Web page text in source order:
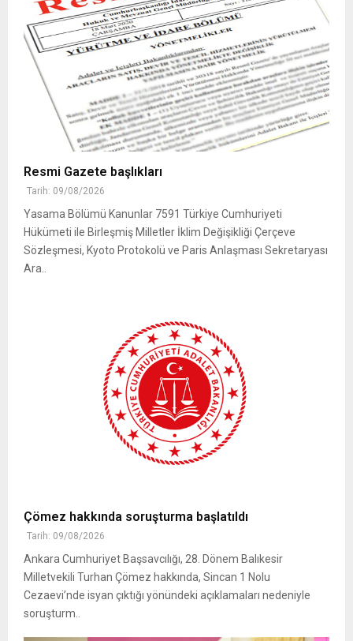
Resmi Gazete başlıkları
Tarih: 09/08/2026
Yasama Bölümü Kanunlar 7591 Türkiye Cumhuriyeti
Hükümeti ile Birleşmiş Milletler İklim Değişikliği Çerçeve
Sözleşmesi, Kyoto Protokolü ve Paris Anlaşması Sekretaryası
Ara..
Çömez hakkında soruşturma başlatıldı
Tarih: 09/08/2026
Ankara Cumhuriyet Başsavcılığı, 28. Dönem Balıkesir
Milletvekili Turhan Çömez hakkında, Sincan 1 Nolu
Cezaevi’nde isyan çıktığı yönündeki açıklamaları nedeniyle
soruşturm..